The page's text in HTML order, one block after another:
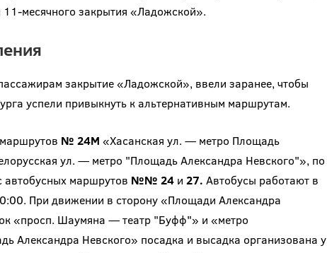
11-месячного закрытия «Ладожской».
закрытие «Ладожской», ввели заранее, чтобы
успели привыкнуть к альтернативным маршрутам.
№ 24М «Хасанская ул. — метро Площадь
ул. — метро "Площадь Александра Невского"», по
автобусных маршрутов №№ 24и 27. Автобусы работают в
При движении в сторону «Площади Александра
«просп. Шаумяна — театр "Буфф"» и «метро
Александра Невского» посадка и высадка организована у